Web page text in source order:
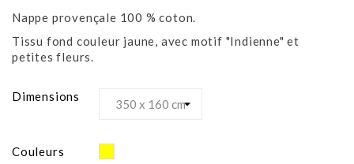
Nappe provençale 100 % coton.
Tissu fond couleur jaune, avec motif "Indienne" et
petites fleurs.
Dimensions
Couleurs Jaune